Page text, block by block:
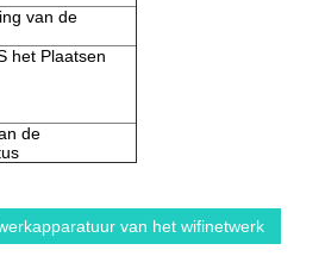
van de
het Plaatsen
de
van het wifinetwerk